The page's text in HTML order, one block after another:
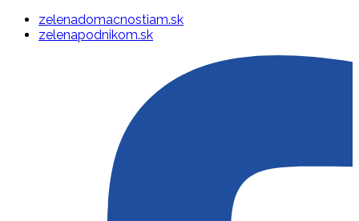
zelenadomacnostiam.sk
zelenapodnikom.sk